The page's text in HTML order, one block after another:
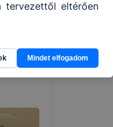
tervezettől eltérően
Mindet elfogadom